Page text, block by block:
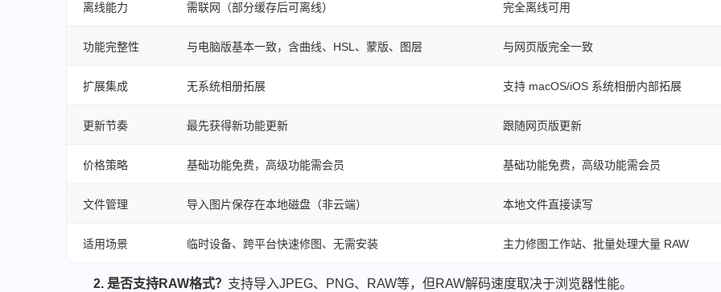
离线能力 需联网（部分缓存后可离线） 完全离线可用
功能完整性 与电脑版基本一致，含曲线、HSL、蒙版、图层 与网页版完全一致
扩展集成 无系统相册拓展 支持 macOS/iOS 系统相册内部拓展
更新节奏 最先获得新功能更新 跟随网页版更新
价格策略 基础功能免费，高级功能需会员 基础功能免费，高级功能需会员
文件管理 导入图片保存在本地磁盘（非云端） 本地文件直接读写
适用场景 临时设备、跨平台快速修图、无需安装 主力修图工作站、批量处理大量 RAW
2. 是否支持RAW格式？ 支持导入JPEG、PNG、RAW等，但RAW解码速度取决于浏览器性能。